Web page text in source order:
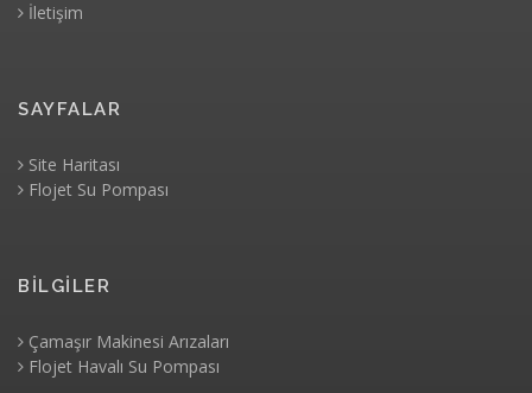
İletişim
SAYFALAR
Site Haritası
Flojet Su Pompası
BİLGİLER
Çamaşır Makinesi Arızaları
Flojet Havalı Su Pompası